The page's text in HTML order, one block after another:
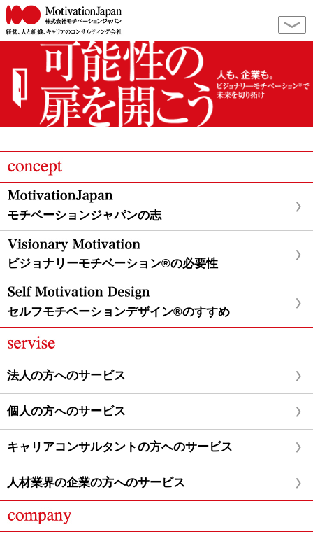
モチベーションジャパンの志
ビジョナリーモチベーション®の必要性
セルフモチベーションデザイン®のすすめ
法人の方へのサービス
個人の方へのサービス
キャリアコンサルタントの方へのサービス
人材業界の企業の方へのサービス